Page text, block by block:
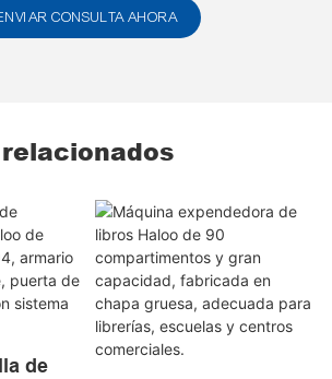
CONSULTA AHORA
de